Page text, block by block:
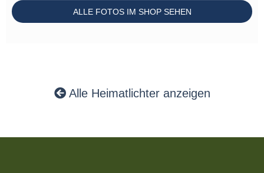
ALLE FOTOS IM SHOP SEHEN
Alle Heimatlichter anzeigen